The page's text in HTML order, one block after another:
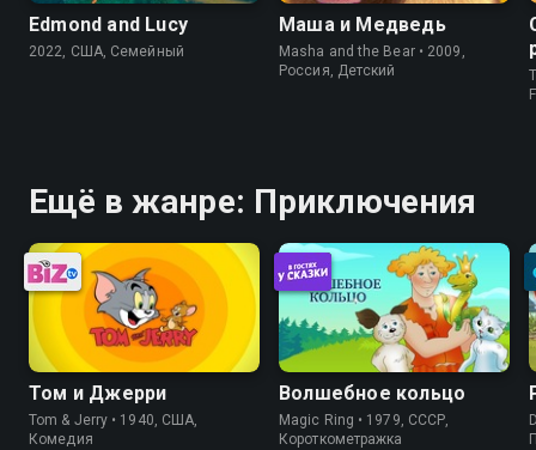
Edmond and Lucy
2022, США, Семейный
Маша и Медведь
Masha and the Bear • 2009,
Россия, Детский
Ещё в жанре: Приключения
Том и Джерри
Tom & Jerry • 1940, США,
Комедия
Волшебное кольцо
Magic Ring • 1979, СССР,
Короткометражка